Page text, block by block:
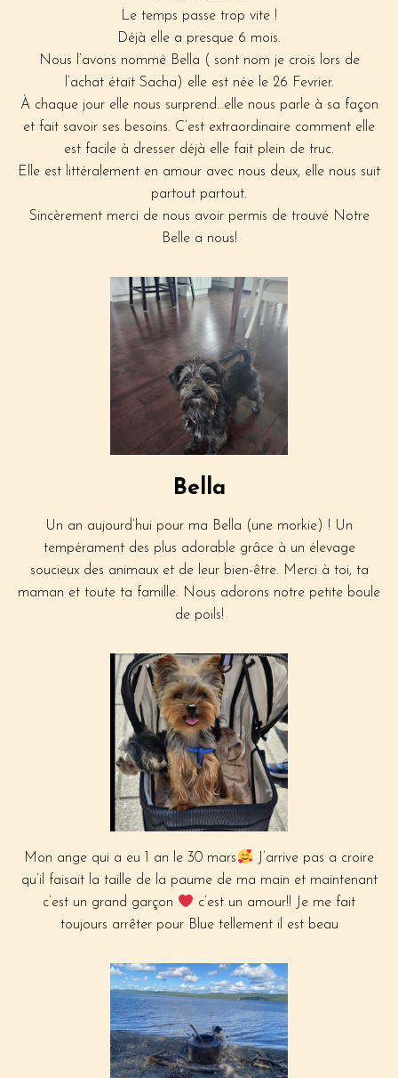
Le temps passe trop vite !
Déjà elle a presque 6 mois.
Nous l’avons nommé Bella ( sont nom je crois lors de
l’achat était Sacha) elle est née le 26 Fevrier.
À chaque jour elle nous surprend…elle nous parle à sa façon
et fait savoir ses besoins. C’est extraordinaire comment elle
est facile à dresser déjà elle fait plein de truc.
Elle est littéralement en amour avec nous deux, elle nous suit
partout partout.
Sincèrement merci de nous avoir permis de trouvé Notre
Belle a nous!
Bella
Un an aujourd’hui pour ma Bella (une morkie) ! Un
tempérament des plus adorable grâce à un élevage
soucieux des animaux et de leur bien-être. Merci à toi, ta
maman et toute ta famille. Nous adorons notre petite boule
de poils!
Mon ange qui a eu 1 an le 30 mars
J’arrive pas a croire
qu’il faisait la taille de la paume de ma main et maintenant
c’est un grand garçon
c’est un amour!! Je me fait
toujours arrêter pour Blue tellement il est beau